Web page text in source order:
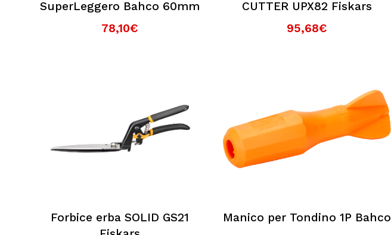
SuperLeggero Bahco 60mm
78,10€
CUTTER UPX82 Fiskars
95,68€
Forbice erba SOLID GS21
Manico per Tondino 1P Bahco